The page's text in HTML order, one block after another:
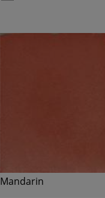
Mandarin